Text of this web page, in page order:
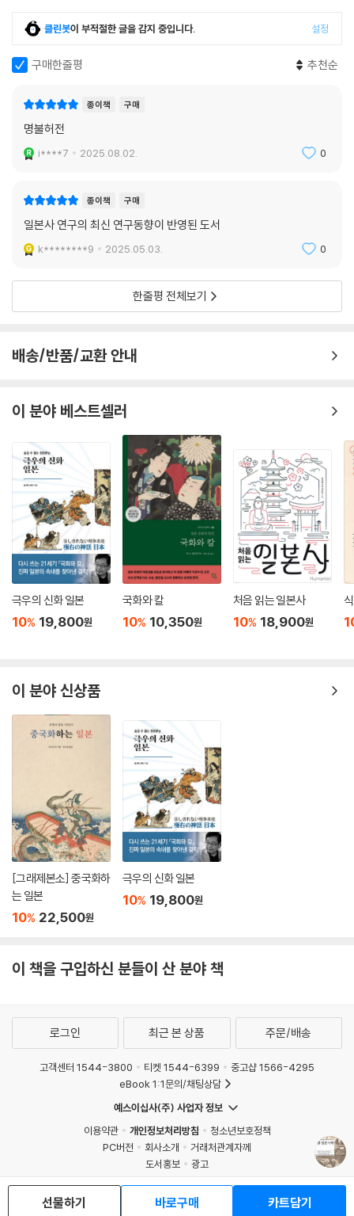
. . 164
167
12.무로마치 막부와 전국질서 - 중세 후기 중앙과 지방의 관계를 어떻게
생각할 것인가 . . 173
13.무로마치기의 장원제 - 무로마치시대는 장원제의 시대였는가 . . . . . . . .
14.무로마치기의 유통 - 사람 ·물건은 열도에서 어떻게 움직였는가 . . . . . .
. . . 179
15.남북조 ·무로마치기의 불교 - ‘조사’ 없는 시대의 사회와 종교 . . . . . . . . .
182
16.오닌의 난의 의의 - 역사의 전환점 . . . . . . . . . . . . . . . . . . . . . . 185
17.무로마치 ·전국시대의 천황과 조정 - 어떠한 사회적 역할을 했는가 . . . .
. . 188
것인가 . . 191
20.전국다이묘의 권력과 문예 - 지역권력과 교토는 어떠한 관계에 있었는
21.중세 신분제와 차별 - 중세의 신분과 차별을 어떻게 볼 것인가 . . . . . . . . .
. 200
22.중세의 도시 - 그 특질과 실태를 어떻게 그릴 것인가 . . . . . . . . . . . . . . . 2
03
23.중세의 촌락과 신앙 ·의례 - 사람들에게 신앙 ·의례란 무엇이었나 . . . . .
. . . 206
24.중세의 신기와 신도 - 중세인에게 신이란 무엇인가 . . . . . . . . . . . . . . . 20
9
25.중세 사료의 다양성 - 전체를 묘사할 소재의 확장을 어떻게 파악할 것
인가 . . . . 212
18
28.중세 성관의 기능과 특질 - 중세 성관을 어떻게 평가할 것인가 . . . . . . . .
. 221
29.중세의 ‘이에’와 여성 - 중세사회를 특징짓는 것 . . . . . . . . . . . . . . . . 224
30.환경사에 참가하기 - 중세사 연구를 어떻게 바꿀 것인가 . . . . . . . . . . . .
제 III 편 일본 근세사의 논점 230
근세 총론 . . . . . . . . . . . . . . . . . . . . . . . . . . . . . . . . . . . 231
01.쇼쿠호 정권 - 근세의 성립을 어떻게 파악할 것인가 . . . . . . . . . . . . . . . 23
9
02.에도 막부의 전국통치 - 막부는 어떻게 여러 다이묘를 통합하고 있었
03.무라와 백성 - 왜 근세의 인구의 8할은 백성인가 . . . . . . . . . . . . . . . . 24
. . . . 248
05.해금 ·일본형 화이질서 - 대외관계를 어떻게 칭할 것인가 . . . . . . . . . . . .
06.에도 막부에 의한 조정의 위상 - 막부는 근세의 조정에 무엇을 바랐을
07.막번권력의 사사 지배 - 막부는 어떻게 사사를 지배했는가 . . . . . . . . . . .
08.기리시탄과 과학 전래 - 선교사는 왜 서양과학을 소개했으며 어떻게
09.에도 막부의 법 - 막부는 어떻게 법을 정비 ·운용했는가 . . . . . . . . . . . . .
클린봇이 부적절한 글을 감지 중입니다. 설정
구매한줄평 추천순
종이책 구매
명불허전
i****7 2025.08.02. 0
종이책 구매
일본사 연구의 최신 연구동향이 반영된 도서
k********9 2025.05.03. 0
한줄평 전체보기
배송/반품/교환 안내
이 분야 베스트셀러
극우의 신화 일본
10% 19,800원
국화와 칼
10% 10,350원
처음 읽는 일본사
10% 18,900원
이 분야 신상품
[그래제본소] 중국화하
는 일본
10% 22,500원
극우의 신화 일본
10% 19,800원
이 책을 구입하신 분들이 산 분야 책
선물하기 바로구매 카트담기
로그인 최근 본 상품 주문/배송
고객센터 1544-3800 티켓 1544-6399
중고샵 1566-4295
eBook 1:1문의/채팅상담
예스이십사(주) 사업자 정보
이용약관
개인정보처리방침
청소년보호정책
PC버전
회사소개
거래처관계자께
도서홍보
광고
Copyright © YES24 Corp. All Rights Reserved.
MATOM3